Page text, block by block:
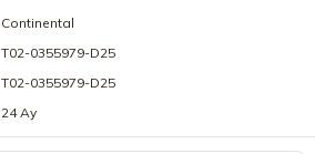
19 Lastikler
20 Lastikler
Continental
T02-0355979-D25
T02-0355979-D25
24 Ay